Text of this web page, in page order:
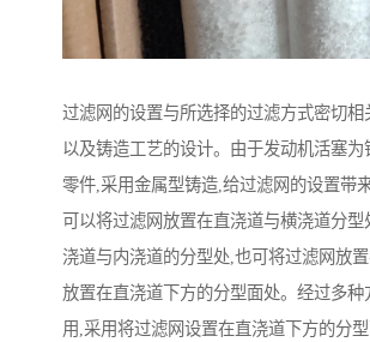
过滤网的设置与所选择的过滤方式密切相
以及铸造工艺的设计。由于发动机活塞为
零件,采用金属型铸造,给过滤网的设置带
可以将过滤网放置在直浇道与横浇道分型
浇道与内浇道的分型处,也可将过滤网放
放置在直浇道下方的分型面处。经过多种
用,采用将过滤网设置在直浇道下方的分